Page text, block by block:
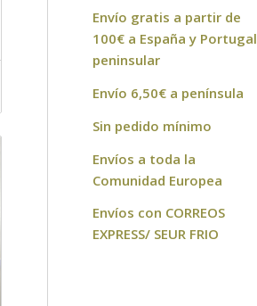
Envío gratis a partir de
100€ a España y Portugal
peninsular
Envío 6,50€ a península
Sin pedido mínimo
Envíos a toda la
Comunidad Europea
Envíos con CORREOS
EXPRESS/ SEUR FRIO